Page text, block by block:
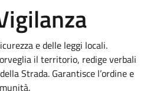
e delle leggi locali.
il territorio, redige verbali
Strada. Garantisce l’ordine e